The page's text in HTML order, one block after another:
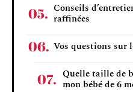
Conseils
raffinées
Vos questions sur
Quelle taille de
mon bébé de 6